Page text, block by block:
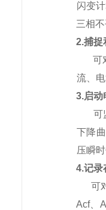
闪变
三相
2.捕捉
可
流、
3.启动
可
下降
压瞬
4.记录
可
Acf、